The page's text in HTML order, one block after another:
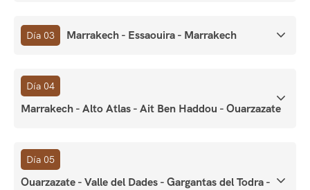
Día 03 Marrakech - Essaouira - Marrakech
Día 04
Marrakech - Alto Atlas - Ait Ben Haddou - Ouarzazate
Día 05
Ouarzazate - Valle del Dades - Gargantas del Todra -